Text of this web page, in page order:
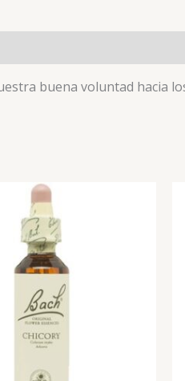
buena voluntad hacia